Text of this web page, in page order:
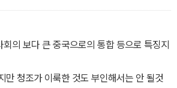
지만 비록 처음에는 태평천국이 개신교 진
불러일으키긴 했어도 이들이 일반적으로
최소한의 기본 교리로부터 이탈한 것이 확인
나가게 되었다.-10권 하 p921 중에서
의 보다 큰 중국으로의 통합 등으로 특징지
만 청조가 이룩한 것도 부인해서는 안 될것